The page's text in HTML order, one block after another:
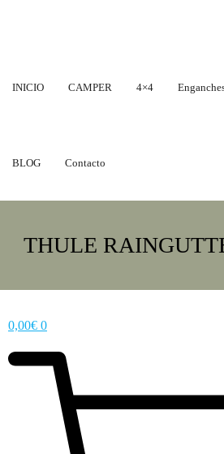
INICIO CAMPER 4×4
BLOG Contacto
THULE
0,00€ 0